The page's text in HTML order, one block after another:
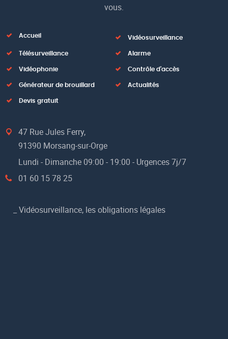
vous.
Accueil Vidéosurveillance
Télésurveillance Alarme
Vidéophonie Contrôle d'accès
Générateur de brouillard Actualités
Devis gratuit
47 Rue Jules Ferry,
91390 Morsang-sur-Orge
Lundi - Dimanche 09:00 - 19:00 - Urgences 7j/7
01 60 15 78 25
_Vidéosurveillance, les obligations légales